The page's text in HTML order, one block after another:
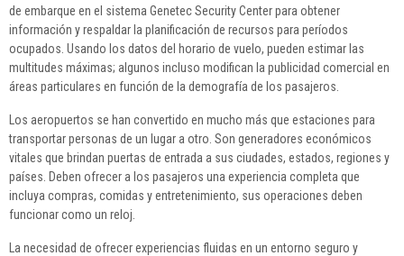
de embarque en el sistema Genetec Security Center para obtener
información y respaldar la planificación de recursos para períodos
ocupados. Usando los datos del horario de vuelo, pueden estimar las
multitudes máximas; algunos incluso modifican la publicidad comercial en
áreas particulares en función de la demografía de los pasajeros.
Los aeropuertos se han convertido en mucho más que estaciones para
transportar personas de un lugar a otro. Son generadores económicos
vitales que brindan puertas de entrada a sus ciudades, estados, regiones y
países. Deben ofrecer a los pasajeros una experiencia completa que
incluya compras, comidas y entretenimiento, sus operaciones deben
funcionar como un reloj.
La necesidad de ofrecer experiencias fluidas en un entorno seguro y